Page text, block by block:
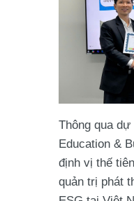
Thông qua dự
Education &
định vị thế
quản trị phát